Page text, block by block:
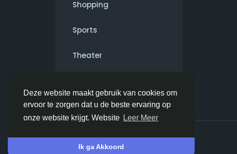
Deze website maakt gebruik van cookies om
ervoor te zorgen dat u de beste ervaring op
onze website krijgt. Website Leer Meer
Ik ga Akkoord
Shopping
Sports
Theater